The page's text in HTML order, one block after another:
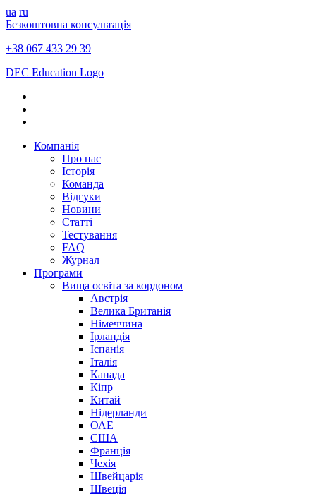
ua ru
Безкоштовна консультація
+38 067 433 29 39
DEC Education Logo
Компанія
Про нас
Історія
Команда
Відгуки
Новини
Статті
Тестування
FAQ
Журнал
Програми
Вища освіта за кордоном
Австрія
Велика Британія
Німеччина
Ірландія
Іспанія
Італія
Канада
Кіпр
Китай
Нідерланди
ОАЕ
США
Франція
Чехія
Швейцарія
Швеція